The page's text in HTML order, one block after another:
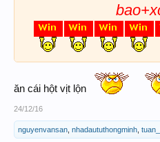
ăn cái hột vịt lộn
24/12/16
nguyenvansan nhadaututhongminh